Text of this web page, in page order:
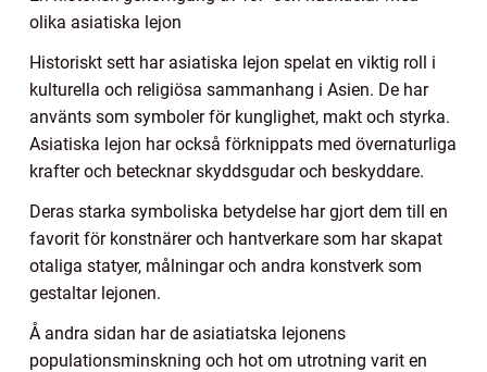
olika asiatiska lejon
Historiskt sett har asiatiska lejon spelat en viktig roll i
kulturella och religiösa sammanhang i Asien. De har
använts som symboler för kunglighet, makt och styrka.
Asiatiska lejon har också förknippats med övernaturliga
krafter och betecknar skyddsgudar och beskyddare.
Deras starka symboliska betydelse har gjort dem till en
favorit för konstnärer och hantverkare som har skapat
otaliga statyer, målningar och andra konstverk som
gestaltar lejonen.
Å andra sidan har de asiatiatska lejonens
populationsminskning och hot om utrotning varit en